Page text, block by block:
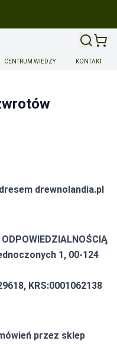
CENTRUM WIEDZY KONTAKT
drewnolandia.pl
1, 00-124
KRS:0001062138
przez sklep